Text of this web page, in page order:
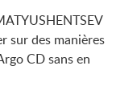
sur des manières
CD sans en